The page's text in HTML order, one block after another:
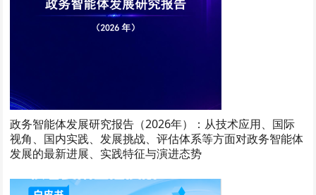
政务智能体发展研究报告（2026年）：从技术应用、国际
视角、国内实践、发展挑战、评估体系等方面对政务智能体
发展的最新进展、实践特征与演进态势